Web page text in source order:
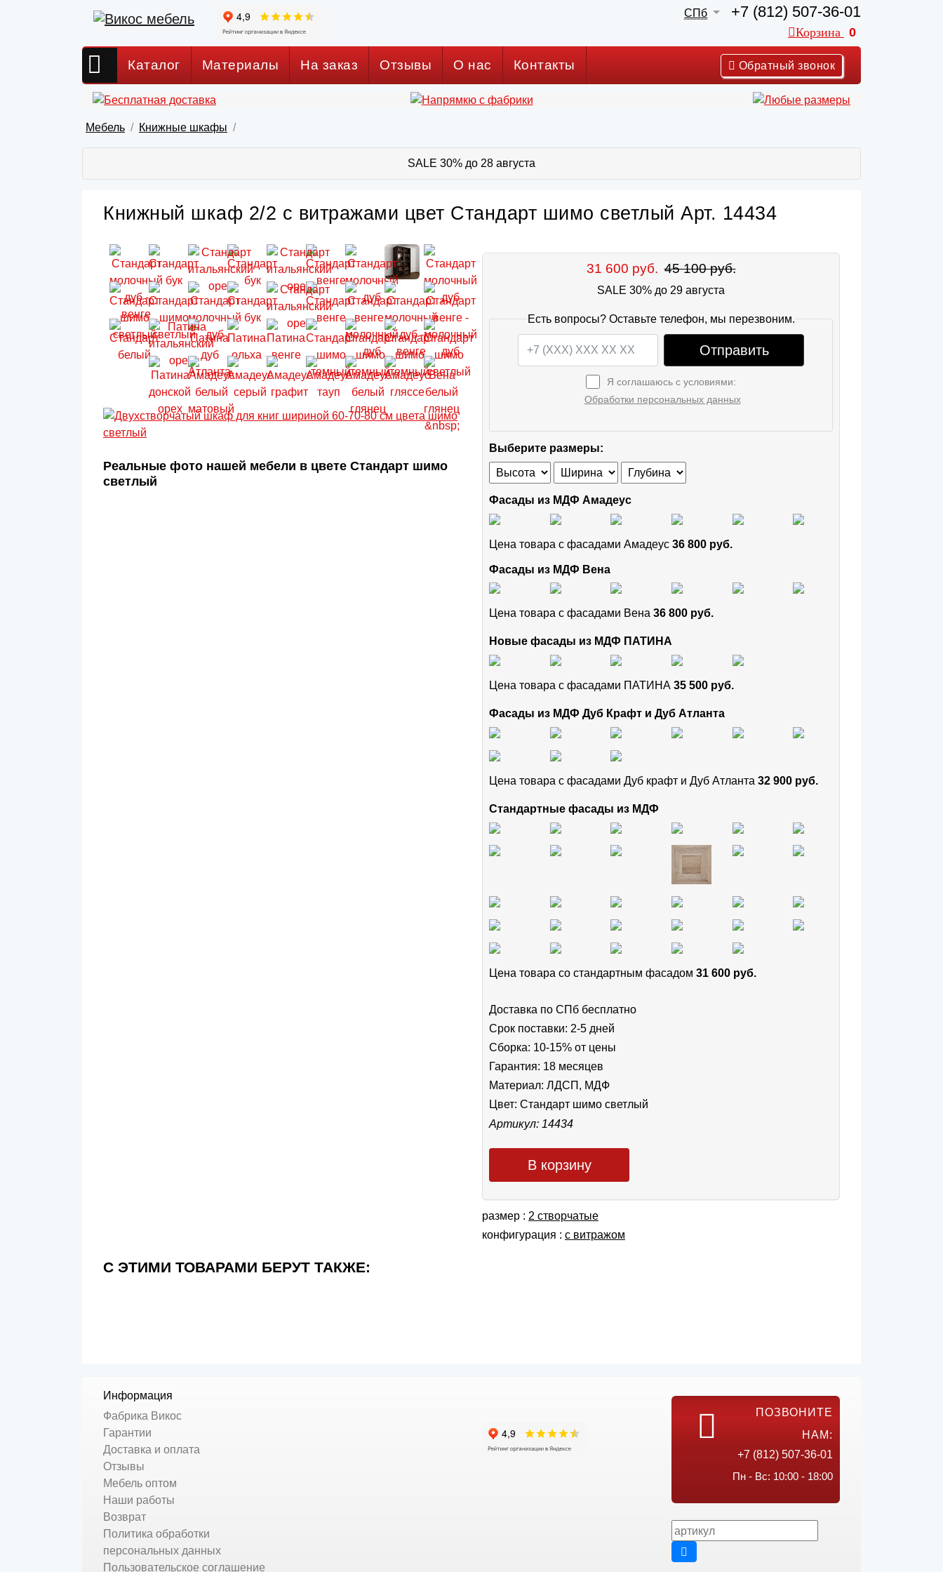
СПб +7 (812) 507-36-01
Корзина 0
Каталог Материалы На заказ Отзывы О нас Контакты Обратный звонок
Мебель Книжные шкафы
SALE 30% до 28 августа
Книжный шкаф 2/2 с витражами цвет Стандарт шимо светлый Арт. 14434
Реальные фото нашей мебели в цвете Стандарт шимо
светлый
31 600 руб. 45 100 руб.
SALE 30% до 29 августа
Есть вопросы? Оставьте телефон, мы перезвоним.
Отправить
Я соглашаюсь с условиями:
Обработки персональных данных
Выберите размеры:
Фасады из МДФ Амадеус
Цена товара с фасадами Амадеус 36 800 руб.
Фасады из МДФ Вена
Цена товара с фасадами Вена 36 800 руб.
Новые фасады из МДФ ПАТИНА
Цена товара с фасадами ПАТИНА 35 500 руб.
Фасады из МДФ Дуб Крафт и Дуб Атланта
Цена товара с фасадами Дуб крафт и Дуб Атланта 32 900 руб.
Стандартные фасады из МДФ
Цена товара cо стандартным фасадом 31 600 руб.
Доставка по СПб бесплатно
Срок поставки: 2-5 дней
Сборка: 10-15% от цены
Гарантия: 18 месяцев
Материал: ЛДСП, МДФ
Цвет: Стандарт шимо светлый
Артикул: 14434
В корзину
размер : 2 створчатые
конфигурация : с витражом
С ЭТИМИ ТОВАРАМИ БЕРУТ ТАКЖЕ:
Информация
Фабрика Викос
Гарантии
Доставка и оплата
Отзывы
Мебель оптом
Наши работы
Возврат
Политика обработки
персональных данных
Пользовательское соглашение
ПОЗВОНИТЕ
НАМ:
+7 (812) 507-36-01
Пн - Вс: 10:00 - 18:00